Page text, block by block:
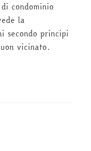
condominio
la
secondo principi
vicinato.